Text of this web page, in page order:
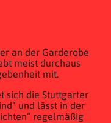
an der Garderobe
meist durchaus
mit.
sich die Stuttgarter
und lässt in der
regelmäßig